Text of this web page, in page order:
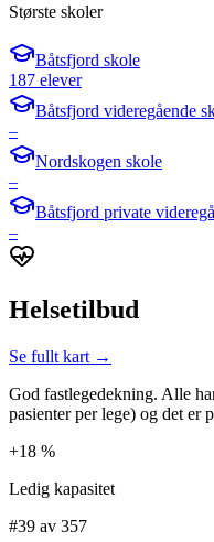
Største skoler
Båtsfjord skole
187 elever
Båtsfjord videregående
–
Nordskogen skole
–
Båtsfjord private
–
Helsetilbud
Se fullt kart →
God fastlegedekning. Alle
pasienter per lege) og det er
+18 %
Ledig kapasitet
#39 av 357